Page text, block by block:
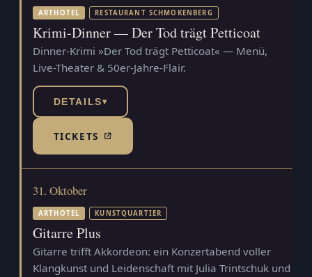
ARTHOTEL RESTAURANT SCHMOKENBERG
Krimi-Dinner — Der Tod trägt Petticoat
Dinner-Krimi »Der Tod trägt Petticoat« — Menü,
Live-Theater & 50er-Jahre-Flair.
DETAILS▾
TICKETS(TICKETSHOP, ÖFFNET IN NEUEM TAB)
31. Oktober
ARTHOTEL KUNSTQUARTIER
Gitarre Plus
Gitarre trifft Akkordeon: ein Konzertabend voller
Klangkunst und Leidenschaft mit Julia Trintschuk und